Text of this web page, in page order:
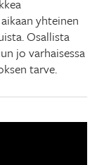
yhteinen
Osallista
jo varhaisessa
tarve.